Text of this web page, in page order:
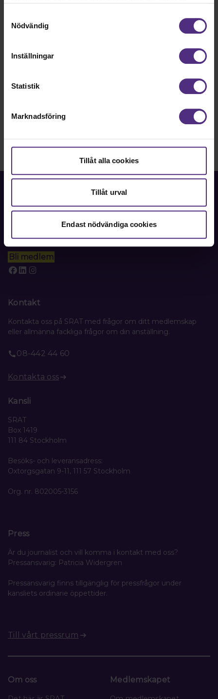
Dock har vi lagt in anonymisering av IP-adress i
förhållande till Google Analytics. Du godkänner våra
cookies vid fortsatt användande av vår webbplats.
Nödvändig
Inställningar
Statistik
Marknadsföring
Tillåt alla cookies
Tillåt urval
Endast nödvändiga cookies
Fackförbundet för akademiker i samhällsbärande
Bli medlem
Kontakt
Kontakta oss på SRAT med frågor om ditt medlemskap
eller allmänna fackliga frågor om din anställning.
08-442 44 60
Kontakta oss
Kansli
SRAT
Box 1419
111 84 Stockholm
Besöks- och leveransadress:
Oxtorgsgatan 9-11, 111 57 Stockholm
Org. nr. 802005-3156
Press
Är du journalist och vill komma i kontakt med oss?
Pressansvarig: Patricia Widergren
Pressansvarig finns tillgänglig för pressfrågor under
kansliets ordinarie öppettider.
Till vårt pressrum
Om oss Medlemskapet